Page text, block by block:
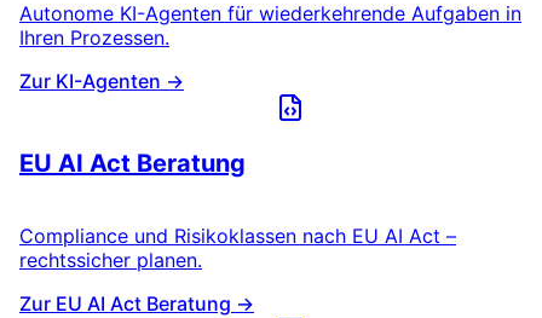
Autonome KI-Agenten für wiederkehrende Aufgaben in
Ihren Prozessen.
Zur KI-Agenten →
EU AI Act Beratung
Compliance und Risikoklassen nach EU AI Act –
rechtssicher planen.
Zur EU AI Act Beratung →